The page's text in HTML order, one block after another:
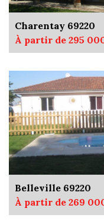
Charentay 69220
À partir de 295
Belleville 69220
À partir de 269